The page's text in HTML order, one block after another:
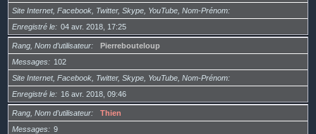
Site Internet, Facebook, Twitter, Skype, YouTube, Nom-Prénom
Enregistré le
04 avr. 2018, 17:25
Rang, Nom d’utilisateur
Pierrebouteloup
Messages
102
Site Internet, Facebook, Twitter, Skype, YouTube, Nom-Prénom
Enregistré le
16 avr. 2018, 09:46
Rang, Nom d’utilisateur
Thien
Messages
9